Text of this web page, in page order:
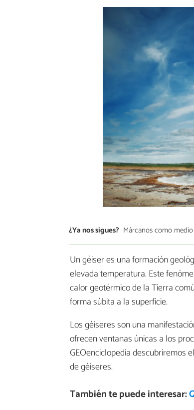
¿Ya nos sigues? Márcanos como
Un géiser es una formación
elevada temperatura. Este
calor geotérmico de la Tierra
forma súbita a la superficie.
Los géiseres son una
ofrecen ventanas únicas a los
GEOenciclopedia descubriremos el
de géiseres.
También te puede interesar: